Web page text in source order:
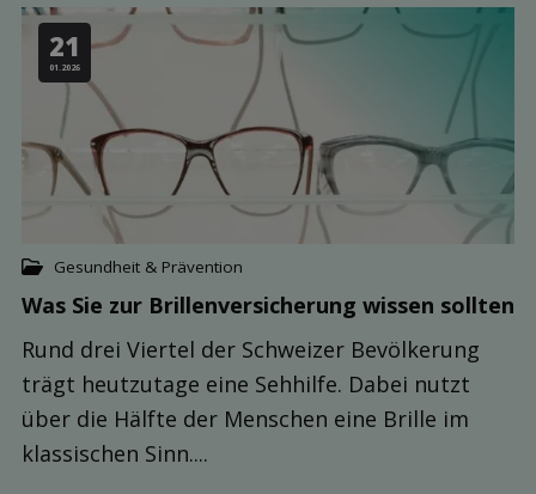
21
01.2026
Gesundheit & Prävention
Was Sie zur Brillen­versicherung wissen sollten
Rund drei Viertel der Schweizer Bevölkerung
trägt heutzutage eine Sehhilfe. Dabei nutzt
über die Hälfte der Menschen eine Brille im
klassischen Sinn....